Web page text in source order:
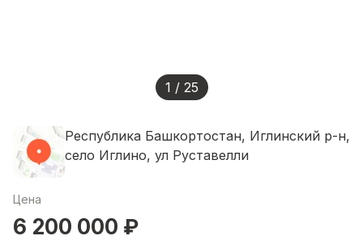
1 / 25
Республика Башкортостан, Иглинский р-н,
село Иглино, ул Руставелли
Цена
6 200 000 ₽